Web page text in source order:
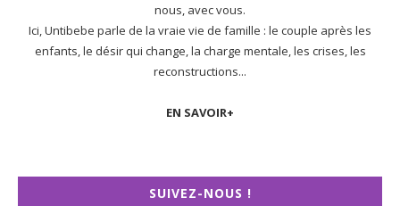
nous, avec vous.
Ici, Untibebe parle de la vraie vie de famille : le couple après les
enfants, le désir qui change, la charge mentale, les crises, les
reconstructions...
EN SAVOIR+
SUIVEZ-NOUS !